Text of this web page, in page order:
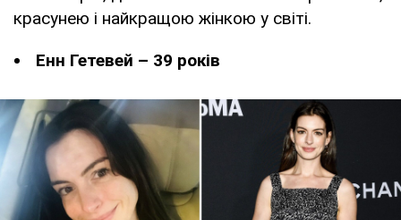
красунею і найкращою жінкою у світі.
Енн Гетевей – 39 років